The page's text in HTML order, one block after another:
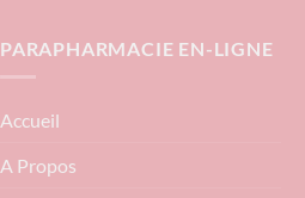
PARAPHARMACIE EN-LIGNE
Accueil
A Propos